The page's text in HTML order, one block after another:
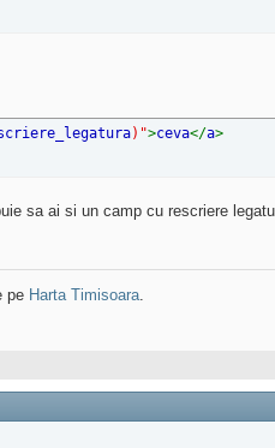
)">ceva</a>
sa ai si un camp cu rescriere
pe Harta Timisoara.